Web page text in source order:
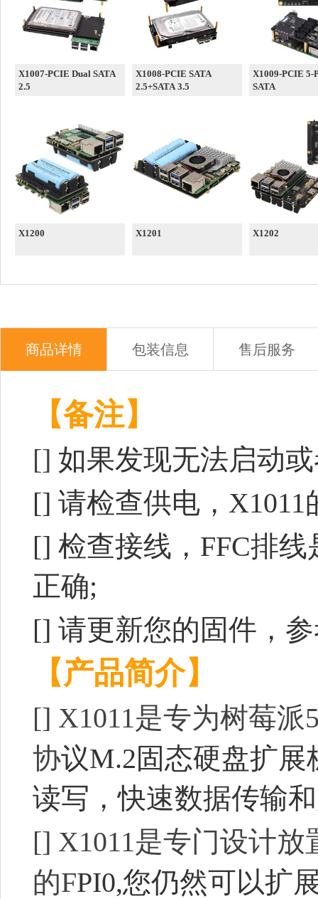
X1007-PCIE Dual SATA
2.5
X1008-PCIE SATA
2.5+SATA 3.5
X1009-PCIE 5-
SATA
X1200 X1201 X1202
商品详情 包装信息 售后服务
【备注】
[] 如果发现无法启动
[] 请检查供电，
[] 检查接线，FFC排
正确;
[] 请更新您的固件，
【产品简介】
[] X1011是专为树莓派
协议M.2固态硬盘扩
读写，快速数据传输
[] X1011是专门设计
的FPI0,您仍然可以扩